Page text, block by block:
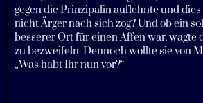
gegen die Prinzipalin auflehnte und
nicht Ärger nach sich zog? Und ob ein
besserer Ort für einen Affen war, wagte
zu bezweifeln. Dennoch wollte sie von
„Was habt Ihr nun vor?“